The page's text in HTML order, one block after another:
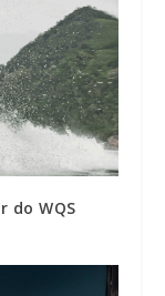
do WQS